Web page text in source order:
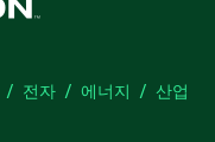
전자 에너지
산업